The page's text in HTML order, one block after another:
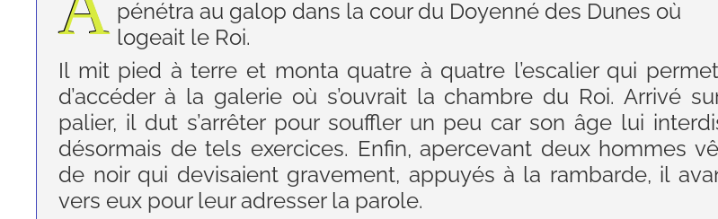
pénétra au galop dans la cour du Doyenné des Dunes où
logeait le Roi.
Il mit pied à terre et monta quatre à quatre l’escalier qui
d’accéder à la galerie où s’ouvrait la chambre du Roi. Arrivé
palier, il dut s’arrêter pour souffler un peu car son âge lui
désormais de tels exercices. Enfin, apercevant deux hommes
de noir qui devisaient gravement, appuyés à la rambarde, il
vers eux pour leur adresser la parole.